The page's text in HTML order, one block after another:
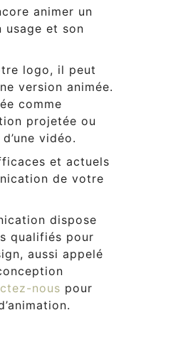
animer un
usage et son
logo, il peut
version animée.
comme
projetée ou
vidéo.
et actuels
de votre
dispose
qualifiés pour
aussi appelé
nous pour